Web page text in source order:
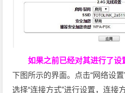
如果之前已经对其进行了设
下图所示的界面。点击“网络设
选择“连接方式”进行设置，连接